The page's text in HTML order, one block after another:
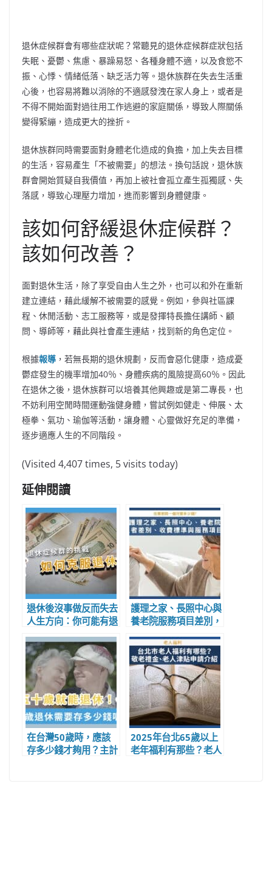
退休症候群會有哪些症狀呢？常聽見的退休症候群症狀包括
失眠、憂鬱、焦慮、暴躁易怒、各種身體不適，以及食慾不
振、心悸、情緒低落、缺乏活力等。退休族群在失去生活重
心後，也容易將難以消除的不適感發洩在家人身上，或者是
不得不開始面對過往用工作逃避的家庭關係，導致人際關係
變得緊繃，造成更大的挫折。
退休族群同時需要面對身體老化造成的負擔，加上失去目標
的生活，容易產生「不被需要」的想法。換句話說，退休族
群會開始質疑自我價值，再加上被社會孤立產生孤獨感、失
落感，導致心理壓力增加，進而影響到身體健康。
該如何舒緩退休症候群？
該如何改善？
面對退休生活，除了享受自由人生之外，也可以和外在重新
建立連結，藉此緩解不被需要的感覺。例如，參與社區課
程、休閒活動、志工服務等，或是發揮特長擔任講師、顧
問、導師等，藉此與社會產生連結，找到新的角色定位。
根據報導 ，若無長期的退休規劃，反而會惡化健康，造成憂
鬱症發生的機率增加40％、身體疾病的風險提高60％。因此
在退休之後，退休族群可以培養其他興趣或是第二專長，也
不妨利用空閒時間運動強健身體，嘗試例如健走、伸展、太
極拳、氣功、瑜伽等活動，讓身體、心靈做好充足的準備，
逐步適應人生的不同階段。
(Visited 4,407 times, 5 visits today)
延伸閱讀
退休後沒事做反而失去
人生方向：你可能有退
休症候群的症狀了
護理之家、長照中心與
養老院服務項目差別，
2025年養老院收費標
準與住一個月要多少
錢?
在台灣50歲時，應該
存多少錢才夠用？主計
2025年台北65歲以上
老年福利有那些？老人